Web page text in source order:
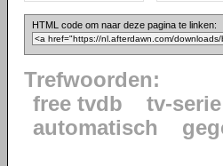
HTML code om naar deze pagina te linken:
Trefwoorden:
free tvdb
tv-serie
automatisch